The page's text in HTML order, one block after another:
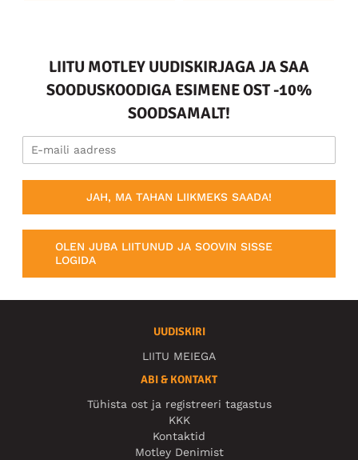
LIITU MOTLEY UUDISKIRJAGA JA SAA
SOODUSKOODIGA ESIMENE OST -10%
SOODSAMALT!
JAH, MA TAHAN LIIKMEKS SAADA!
OLEN JUBA LIITUNUD JA SOOVIN SISSE
LOGIDA
UUDISKIRI
LIITU MEIEGA
ABI & KONTAKT
Tühista ost ja registreeri tagastus
KKK
Kontaktid
Motley Denimist